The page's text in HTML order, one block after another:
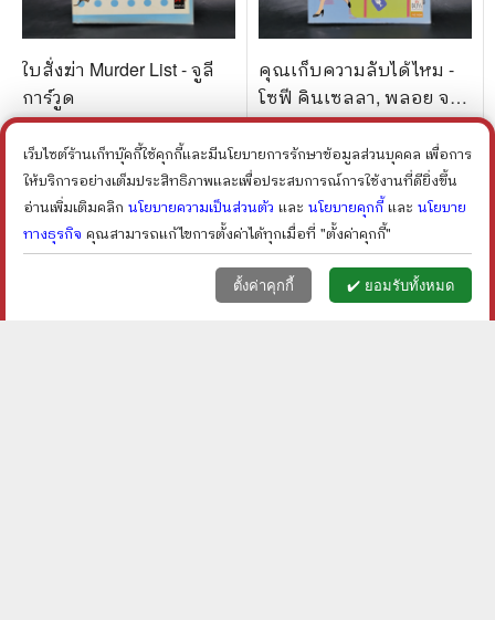
ใบสั่งฆ่า Murder List - จูลี
การ์วูด
ราคา ฿70
ลดเหลือ ฿60 ลด14%
shopping_cart
คุณเก็บความลับได้ไหม -
โซฟี คินเซลลา, พลอย จริย
ะเวช
ราคา ฿120
ลดเหลือ ฿96 ลด20%
shopping_cart
ตะกร้า (0 faceเมนูลูกค้า
เว็บไซต์ร้านเก็ทบุ๊คกี้ใช้คุกกี้และมีนโยบายการรักษาข้อมูลส่วนบุคคล เพื่อการ
ให้บริการอย่างเต็มประสิทธิภาพและเพื่อประสบการณ์การใช้งานที่ดียิ่งขึ้น
อ่านเพิ่มเติมคลิก นโยบายความเป็นส่วนตัว และ นโยบายคุกกี้ และ นโยบาย
ทางธุรกิจ คุณสามารถแก้ไขการตั้งค่าได้ทุกเมื่อที่ "ตั้งค่าคุกกี้"
ตั้งค่าคุกกี้ ✔️ ยอมรับทั้งหมด